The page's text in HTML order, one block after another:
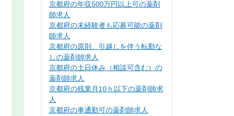
京都府の年収500万円以上可の薬剤
師求人
京都府の未経験者も応募可能の薬剤
師求人
京都府の原則、引越しを伴う転勤な
しの薬剤師求人
京都府の土日休み（相談可含む）の
薬剤師求人
京都府の残業月10ｈ以下の薬剤師求
人
京都府の車通勤可の薬剤師求人